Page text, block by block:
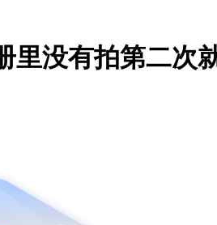
里没有拍第二次